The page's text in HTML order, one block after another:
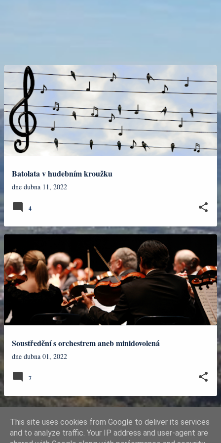
Batolata v hudebním kroužku
dne dubna 11, 2022
4
Soustředění s orchestrem aneb minidovolená
dne dubna 01, 2022
7
DALŠÍ PŘÍSPĚVKY
This site uses cookies from Google to deliver its services
and to analyze traffic. Your IP address and user-agent are